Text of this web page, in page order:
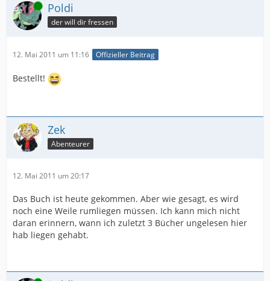
Online Poldi
der will dir fressen
12. Mai 2011 um 11:16 Offizieller Beitrag
Bestellt!
Zek
Abenteurer
12. Mai 2011 um 20:17
Das Buch ist heute gekommen. Aber wie gesagt, es wird
noch eine Weile rumliegen müssen. Ich kann mich nicht
daran erinnern, wann ich zuletzt 3 Bücher ungelesen hier
hab liegen gehabt.